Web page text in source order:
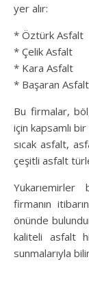
yer alır:
* Öztürk Asfalt
* Çelik Asfalt
* Kara Asfalt
* Başaran Asfalt
Bu firmalar,
için kapsamlı
sıcak asfalt,
çeşitli asfalt
Yukarıemirler
firmanın
önünde
kaliteli asfalt
sunmalarıyla